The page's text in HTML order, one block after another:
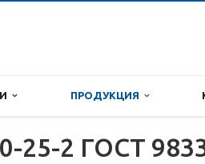
ПРОДУКЦИЯ
25-2 ГОСТ